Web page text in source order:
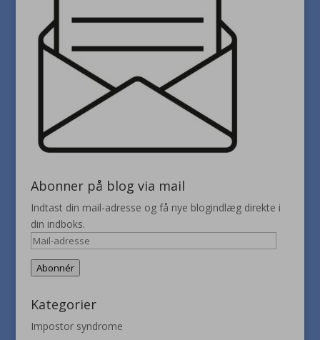
Abonner på blog via mail
Indtast din mail-adresse og få nye blogindlæg direkte i
din indboks.
Mail-
adresse
Abonnér
Kategorier
Impostor syndrome